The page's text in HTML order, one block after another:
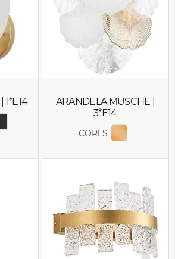
1*E14
COR 2730
EXIBIR COR 2753
ARANDELA MUSCHE |
3*E14
CORES EXIBIR